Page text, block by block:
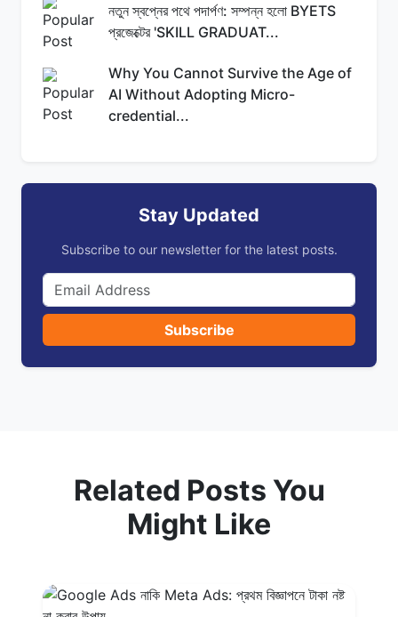
নতুন স্বপ্নের পথে পদার্পণ: সম্পন্ন হলো BYETS
প্রজেক্টের 'SKILL GRADUAT...
Why You Cannot Survive the Age of
AI Without Adopting Micro-
credential...
Stay Updated
Subscribe to our newsletter for the latest posts.
Subscribe
Related Posts You
Might Like